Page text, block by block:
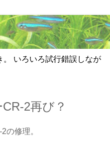
。 いろいろ試行錯誤しなが
2再び？
の修理。